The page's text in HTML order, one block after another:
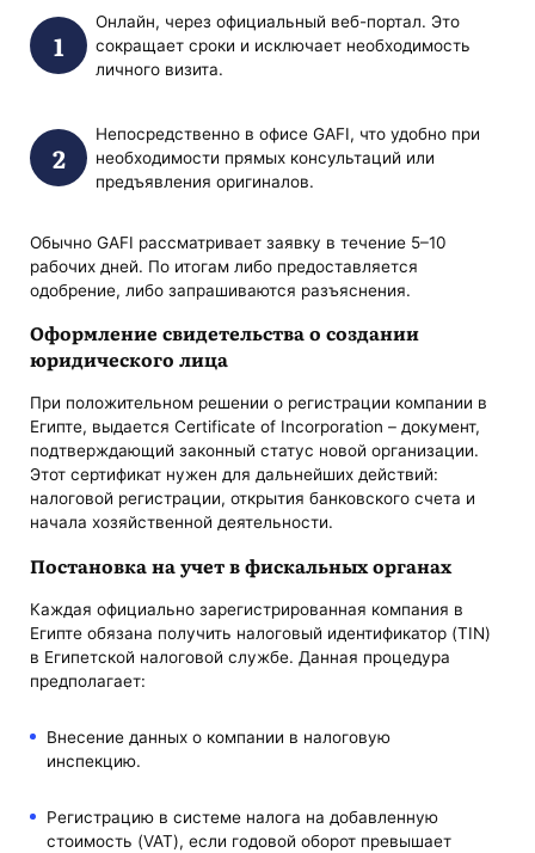
Онлайн, через официальный веб-портал. Это
сокращает сроки и исключает необходимость
личного визита.
Непосредственно в офисе GAFI, что удобно при
необходимости прямых консультаций или
предъявления оригиналов.
Обычно GAFI рассматривает заявку в течение 5–10
рабочих дней. По итогам либо предоставляется
одобрение, либо запрашиваются разъяснения.
Оформление свидетельства о создании
юридического лица
При положительном решении о регистрации компании в
Египте, выдается Certificate of Incorporation – документ,
подтверждающий законный статус новой организации.
Этот сертификат нужен для дальнейших действий:
налоговой регистрации, открытия банковского счета и
начала хозяйственной деятельности.
Постановка на учет в фискальных органах
Каждая официально зарегистрированная компания в
Египте обязана получить налоговый идентификатор (TIN)
в Египетской налоговой службе. Данная процедура
предполагает:
Внесение данных о компании в налоговую
инспекцию.
Регистрацию в системе налога на добавленную
стоимость (VAT), если годовой оборот превышает